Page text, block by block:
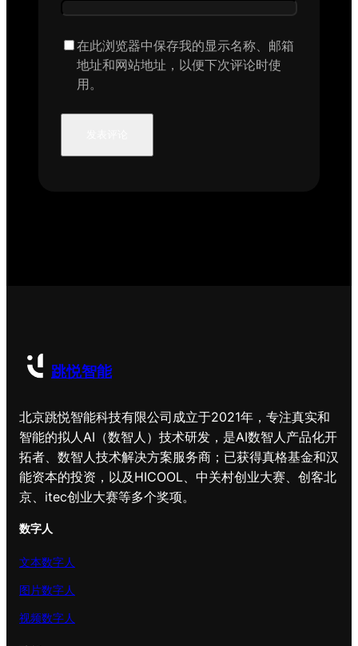
在此浏览器中保存我的显示名称、邮箱
地址和网站地址，以便下次评论时使
用。
跳悦智能
北京跳悦智能科技有限公司成立于2021年，专注真实和
智能的拟人AI（数智人）技术研发，是AI数智人产品化开
拓者、数智人技术解决方案服务商；已获得真格基金和汉
能资本的投资，以及HICOOL、中关村创业大赛、创客北
京、itec创业大赛等多个奖项。
数字人
文本数字人
图片数字人
视频数字人